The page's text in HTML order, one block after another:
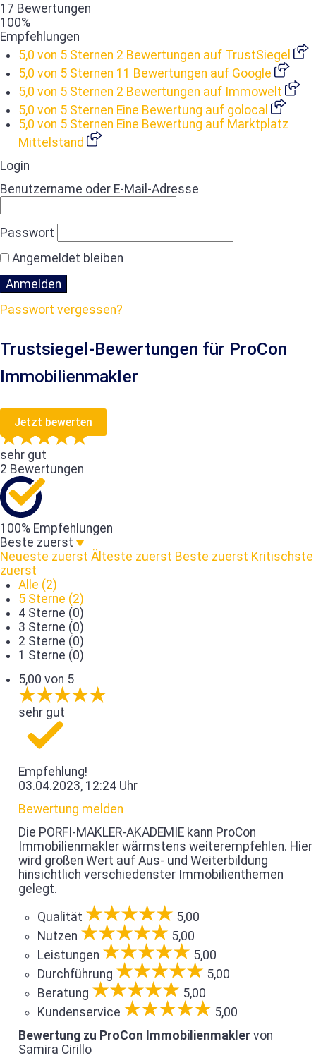
17 Bewertungen
100%
Empfehlungen
5,0 von 5 Sternen 2 Bewertungen auf TrustSiegel
5,0 von 5 Sternen 11 Bewertungen auf Google
5,0 von 5 Sternen 2 Bewertungen auf Immowelt
5,0 von 5 Sternen Eine Bewertung auf golocal
5,0 von 5 Sternen Eine Bewertung auf Marktplatz
Mittelstand
Login
Benutzername oder E-Mail-Adresse
Passwort
Angemeldet bleiben
Passwort vergessen?
Trustsiegel-Bewertungen für ProCon
Immobilienmakler
Jetzt bewerten
sehr gut
2 Bewertungen
100% Empfehlungen
Beste zuerst
Neueste zuerst Älteste zuerst Beste zuerst Kritischste
zuerst
Alle (2)
5 Sterne (2)
4 Sterne (0)
3 Sterne (0)
2 Sterne (0)
1 Sterne (0)
5,00 von 5
sehr gut
Empfehlung!
03.04.2023, 12:24 Uhr
Bewertung melden
Die PORFI-MAKLER-AKADEMIE kann ProCon
Immobilienmakler wärmstens weiterempfehlen. Hier
wird großen Wert auf Aus- und Weiterbildung
hinsichtlich verschiedenster Immobilienthemen
gelegt.
Qualität
5,00
Nutzen
5,00
Leistungen
5,00
Durchführung
5,00
Beratung
5,00
Kundenservice
5,00
Bewertung zu ProCon Immobilienmakler von
Samira Cirillo